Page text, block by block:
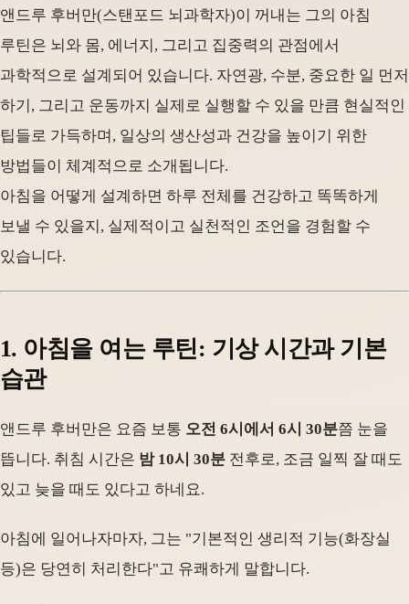
앤드루 후버만(스탠포드 뇌과학자)이 꺼내는 그의 아침
루틴은 뇌와 몸, 에너지, 그리고 집중력의 관점에서
과학적으로 설계되어 있습니다. 자연광, 수분, 중요한 일 먼저
하기, 그리고 운동까지 실제로 실행할 수 있을 만큼 현실적인
팁들로 가득하며, 일상의 생산성과 건강을 높이기 위한
방법들이 체계적으로 소개됩니다.
아침을 어떻게 설계하면 하루 전체를 건강하고 똑똑하게
보낼 수 있을지, 실제적이고 실천적인 조언을 경험할 수
있습니다.
1. 아침을 여는 루틴: 기상 시간과 기본
습관
앤드루 후버만은 요즘 보통 오전 6시에서 6시 30분쯤 눈을
뜹니다. 취침 시간은 밤 10시 30분 전후로, 조금 일찍 잘 때도
있고 늦을 때도 있다고 하네요.
아침에 일어나자마자, 그는 "기본적인 생리적 기능(화장실
등)은 당연히 처리한다"고 유쾌하게 말합니다.